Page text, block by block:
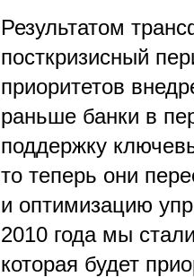
Результатом
посткризисный
приоритетов
раньше банки в
поддержку
то теперь они
и оптимизацию
2010 года мы
которая будет